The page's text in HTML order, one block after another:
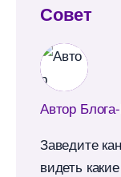
Совет
Автор
Заведите
идеть